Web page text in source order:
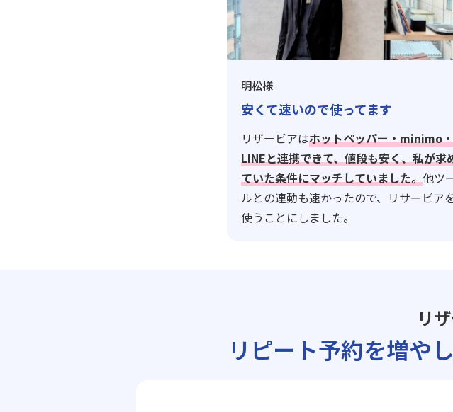
明松様
安くて速いので使ってます
リザービアはホットペッパー・minimo・
LINEと連携できて、値段も安く、私が求
ていた条件にマッチしていました。他ツ
ルとの連動も速かったので、リサービア
使うことにしました。
リ
リピート予約を増やし